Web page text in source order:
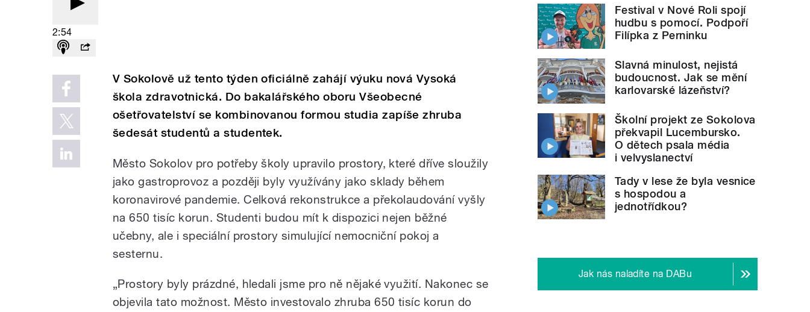
2:54
V Sokolově už tento týden oficiálně zahájí výuku nová Vysoká
škola zdravotnická. Do bakalářského oboru Všeobecné
ošetřovatelství se kombinovanou formou studia zapíše zhruba
šedesát studentů a studentek.
Město Sokolov pro potřeby školy upravilo prostory, které dříve sloužily
jako gastroprovoz a později byly využívány jako sklady během
koronavirové pandemie. Celková rekonstrukce a překolaudování vyšly
na 650 tisíc korun. Studenti budou mít k dispozici nejen běžné
učebny, ale i speciální prostory simulující nemocniční pokoj a
sesternu.
„Prostory byly prázdné, hledali jsme pro ně nějaké využití. Nakonec se
objevila tato možnost. Město investovalo zhruba 650 tisíc korun do
Festival v Nové Roli spojí
hudbu s pomocí. Podpoří
Filípka z Perninku
Slavná minulost, nejistá
budoucnost. Jak se mění
karlovarské lázeňství?
Školní projekt ze Sokolova
překvapil Lucembursko.
O dětech psala média
i velvyslanectví
Tady v lese že byla vesnice
s hospodou a
jednotřídkou?
Jak nás naladíte na DABu